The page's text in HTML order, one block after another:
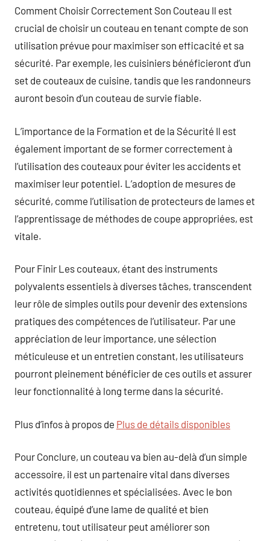
Comment Choisir Correctement Son Couteau Il est
crucial de choisir un couteau en tenant compte de son
utilisation prévue pour maximiser son efficacité et sa
sécurité. Par exemple, les cuisiniers bénéficieront d’un
set de couteaux de cuisine, tandis que les randonneurs
auront besoin d’un couteau de survie fiable.
L’importance de la Formation et de la Sécurité Il est
également important de se former correctement à
l’utilisation des couteaux pour éviter les accidents et
maximiser leur potentiel. L’adoption de mesures de
sécurité, comme l’utilisation de protecteurs de lames et
l’apprentissage de méthodes de coupe appropriées, est
vitale.
Pour Finir Les couteaux, étant des instruments
polyvalents essentiels à diverses tâches, transcendent
leur rôle de simples outils pour devenir des extensions
pratiques des compétences de l’utilisateur. Par une
appréciation de leur importance, une sélection
méticuleuse et un entretien constant, les utilisateurs
pourront pleinement bénéficier de ces outils et assurer
leur fonctionnalité à long terme dans la sécurité.
Plus d’infos à propos de Plus de détails disponibles
Pour Conclure, un couteau va bien au-delà d’un simple
accessoire, il est un partenaire vital dans diverses
activités quotidiennes et spécialisées. Avec le bon
couteau, équipé d’une lame de qualité et bien
entretenu, tout utilisateur peut améliorer son